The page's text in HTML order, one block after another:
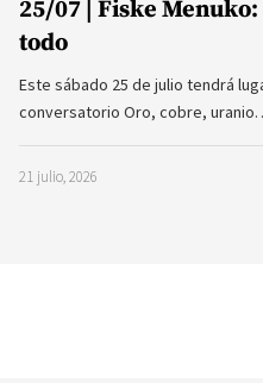
25/07 | Fiske
todo
Este sábado 25 de julio tendrá
conversatorio Oro, cobre,
21 julio, 2026